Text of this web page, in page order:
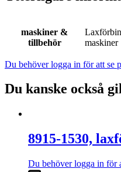
maskiner &
tillbehör
maskiner
Du behöver logga in för att se
Du kanske också
8915-1530,
Du behöver logga in för